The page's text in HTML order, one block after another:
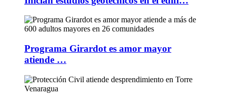
Programa Girardot es amor mayor
atiende …